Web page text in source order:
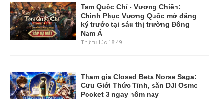
Tam Quốc Chí - Vương Chiến:
Chinh Phục Vương Quốc mở đăng
ký trước tại sáu thị trường Đông
Nam Á
Thứ tư lúc 18:49
Tham gia Closed Beta Norse Saga:
Cửu Giới Thức Tỉnh, săn DJI Osmo
Pocket 3 ngay hôm nay